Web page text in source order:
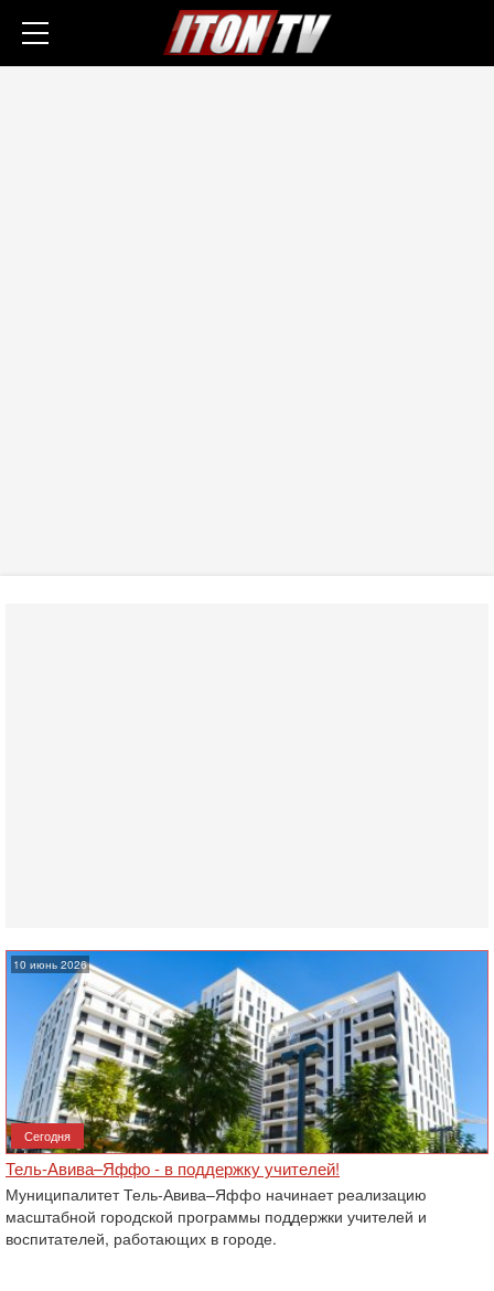
10 июнь 2026
Сегодня
Тель-Авива–Яффо - в поддержку учителей!
Муниципалитет Тель-Авива–Яффо начинает реализацию
масштабной городской программы поддержки учителей и
воспитателей, работающих в городе.